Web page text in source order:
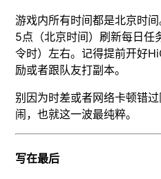
游戏内所有时间都是北京时
5点（北京时间）刷新每日任
令时）左右。记得提前开好
励或者跟队友打副本。
别因为时差或者网络卡顿错
闹，也就这一波最纯粹。
写在最后